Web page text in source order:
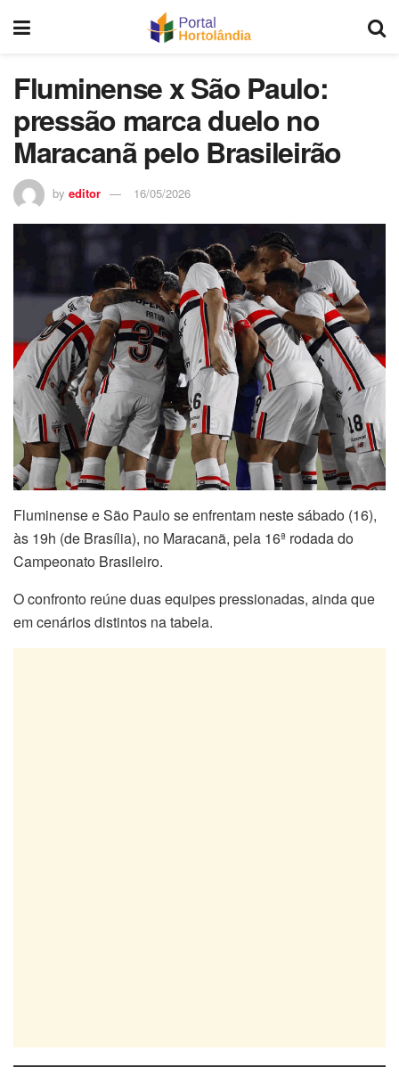
Fluminense x São Paulo:
pressão marca duelo no
Maracanã pelo Brasileirão
by editor 16/05/2026
Fluminense e São Paulo se enfrentam neste sábado (16),
às 19h (de Brasília), no Maracanã, pela 16ª rodada do
Campeonato Brasileiro.
O confronto reúne duas equipes pressionadas, ainda que
em cenários distintos na tabela.